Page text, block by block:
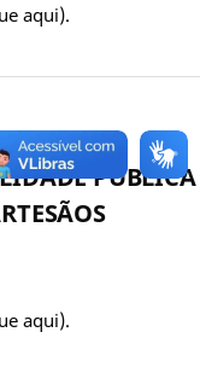
aqui).
PÚBLICA
aqui).